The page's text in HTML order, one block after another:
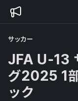
サッカー
JFA U-13
グ2025 1
ック